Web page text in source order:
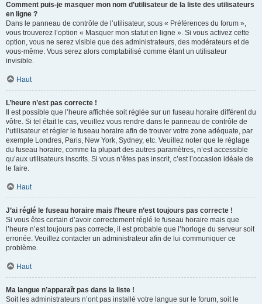
Comment puis-je masquer mon nom d’utilisateur de la liste des utilisateurs
en ligne ?
Dans le panneau de contrôle de l’utilisateur, sous « Préférences du forum »,
vous trouverez l’option « Masquer mon statut en ligne ». Si vous activez cette
option, vous ne serez visible que des administrateurs, des modérateurs et de
vous-même. Vous serez alors comptabilisé comme étant un utilisateur
invisible.
Haut
L’heure n’est pas correcte !
Il est possible que l’heure affichée soit réglée sur un fuseau horaire différent du
vôtre. Si tel était le cas, veuillez vous rendre dans le panneau de contrôle de
l’utilisateur et régler le fuseau horaire afin de trouver votre zone adéquate, par
exemple Londres, Paris, New York, Sydney, etc. Veuillez noter que le réglage
du fuseau horaire, comme la plupart des autres paramètres, n’est accessible
qu’aux utilisateurs inscrits. Si vous n’êtes pas inscrit, c’est l’occasion idéale de
le faire.
Haut
J’ai réglé le fuseau horaire mais l’heure n’est toujours pas correcte !
Si vous êtes certain d’avoir correctement réglé le fuseau horaire mais que
l’heure n’est toujours pas correcte, il est probable que l’horloge du serveur soit
erronée. Veuillez contacter un administrateur afin de lui communiquer ce
problème.
Haut
Ma langue n’apparaît pas dans la liste !
Soit les administrateurs n’ont pas installé votre langue sur le forum, soit le